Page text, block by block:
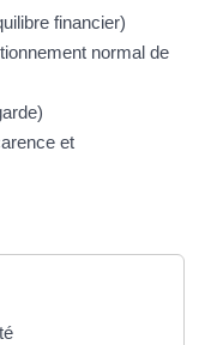
financier)
normal de
et